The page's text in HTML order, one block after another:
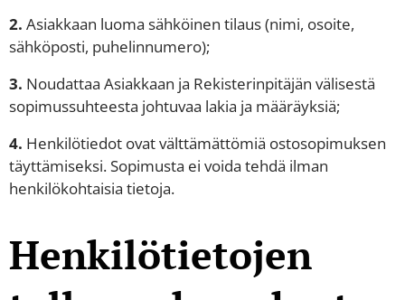
2. Asiakkaan luoma sähköinen tilaus (nimi, osoite,
sähköposti, puhelinnumero);
3. Noudattaa Asiakkaan ja Rekisterinpitäjän välisestä
sopimussuhteesta johtuvaa lakia ja määräyksiä;
4. Henkilötiedot ovat välttämättömiä ostosopimuksen
täyttämiseksi. Sopimusta ei voida tehdä ilman
henkilökohtaisia tietoja.
Henkilötietojen